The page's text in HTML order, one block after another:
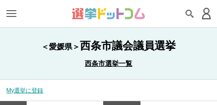
＜愛媛県＞西条市議会議員選挙
西条市選挙一覧
My選挙に登録